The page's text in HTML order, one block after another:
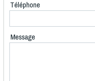
Téléphone
Message